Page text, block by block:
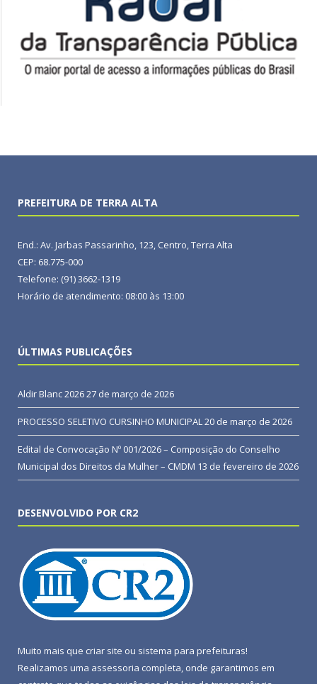
PREFEITURA DE TERRA ALTA
End.: Av. Jarbas Passarinho, 123, Centro, Terra Alta
CEP: 68.775-000
Telefone: (91) 3662-1319
Horário de atendimento: 08:00 às 13:00
ÚLTIMAS PUBLICAÇÕES
Aldir Blanc 202627 de março de 2026
PROCESSO SELETIVO CURSINHO MUNICIPAL20 de março de 2026
Edital de Convocação Nº 001/2026 – Composição do Conselho
Municipal dos Direitos da Mulher – CMDM 13 de fevereiro de 2026
DESENVOLVIDO POR CR2
Muito mais que criar site ou sistema para prefeituras!
Realizamos uma assessoria completa, onde garantimos em